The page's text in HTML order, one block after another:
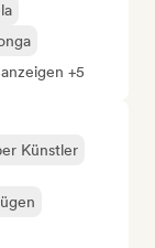
+5
Künstler